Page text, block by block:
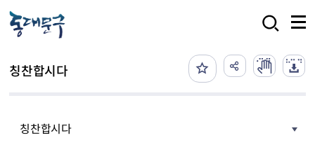
칭찬합시다
칭찬합시다